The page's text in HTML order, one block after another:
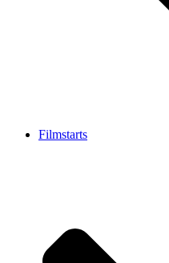
Filmstarts